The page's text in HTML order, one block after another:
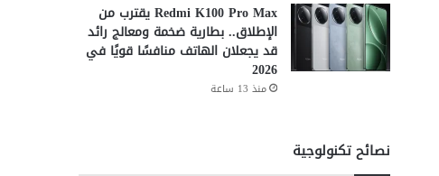
Redmi K100 Pro Max يقترب من
الإطلاق.. بطارية ضخمة ومعالج رائد
قد يجعلان الهاتف منافسًا قويًا في
2026
منذ 13 ساعة
نصائح تكنولوجية